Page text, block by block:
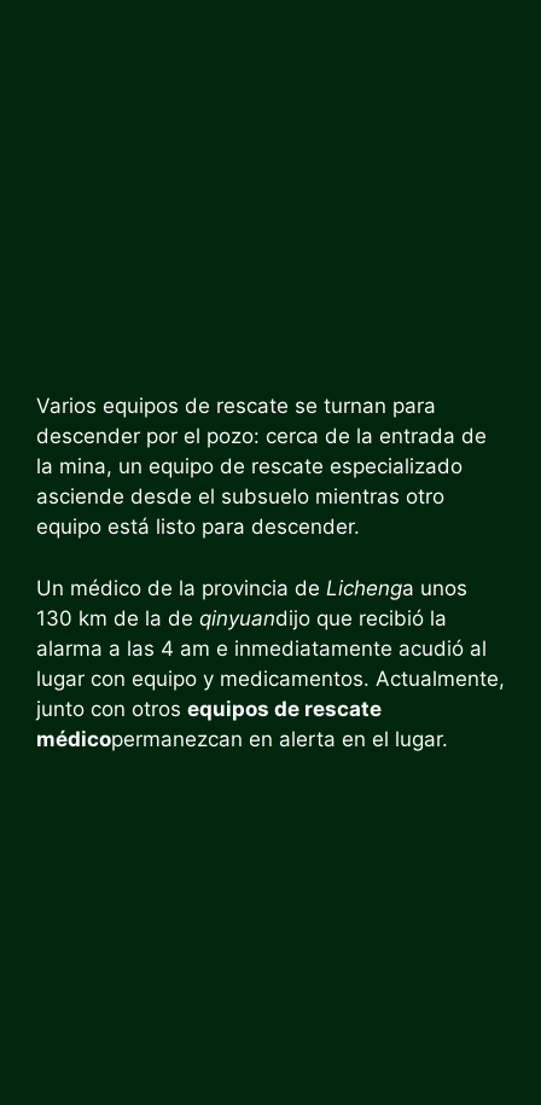
Varios equipos de rescate se turnan para
descender por el pozo: cerca de la entrada de
la mina, un equipo de rescate especializado
asciende desde el subsuelo mientras otro
equipo está listo para descender.
Un médico de la provincia de Lichenga unos
130 km de la de qinyuandijo que recibió la
alarma a las 4 am e inmediatamente acudió al
lugar con equipo y medicamentos. Actualmente,
junto con otros equipos de rescate
médicopermanezcan en alerta en el lugar.